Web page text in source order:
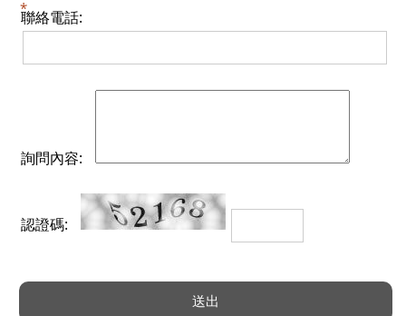
聯絡電話:
詢問內容:
認證碼: